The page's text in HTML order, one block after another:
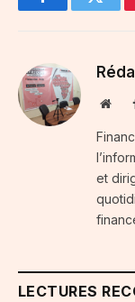
Facebook
et
LECTURES